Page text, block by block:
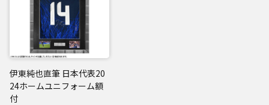
伊東純也直筆 日本代表20
24ホームユニフォーム額
付